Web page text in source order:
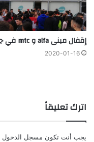
إقفال مبنى alfa و mtc في جبيل
2020-01-16
اترك تعليقاً
يجب أنت تكون مسجل الدخول